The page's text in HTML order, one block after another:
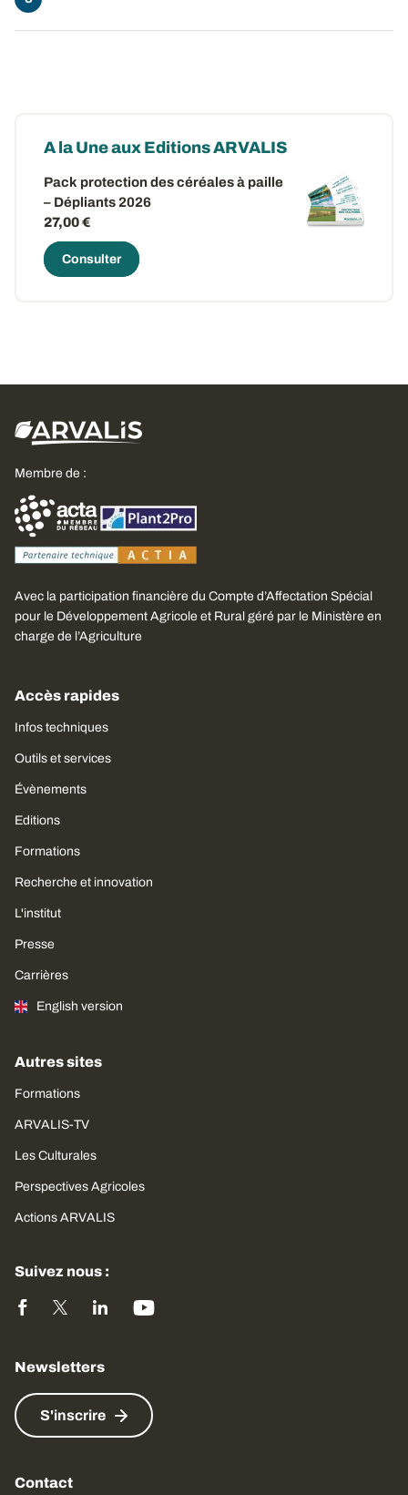
A la Une aux Editions ARVALIS
Pack protection des céréales à paille
– Dépliants 2026
27,00 €
Consulter
Membre de :
Avec la participation financière du Compte d’Affectation Spécial
pour le Développement Agricole et Rural géré par le Ministère en
charge de l’Agriculture
Accès rapides
Infos techniques
Outils et services
Évènements
Editions
Formations
Recherche et innovation
L'institut
Presse
Carrières
English version
Autres sites
Formations
ARVALIS-TV
Les Culturales
Perspectives Agricoles
Actions ARVALIS
Suivez nous :
Newsletters
S'inscrire
Contact